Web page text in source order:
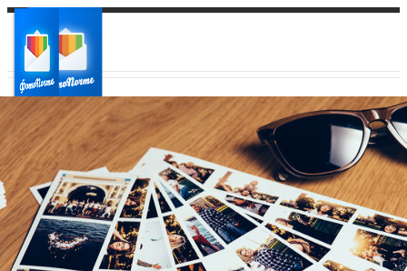
Ваш город:
Ваш регион доставки
Выберите из списка: